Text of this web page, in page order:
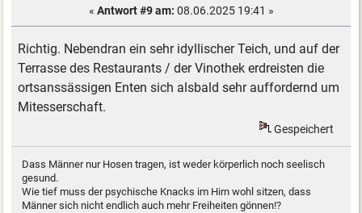
« Antwort #9 am: 08.06.2025 19:41 »
Richtig. Nebendran ein sehr idyllischer Teich, und auf der
Terrasse des Restaurants / der Vinothek erdreisten die
ortsanssässigen Enten sich alsbald sehr auffordernd um
Mitesserschaft.
Gespeichert
Dass Männer nur Hosen tragen, ist weder körperlich noch seelisch
gesund.
Wie tief muss der psychische Knacks im Hirn wohl sitzen, dass
Männer sich nicht endlich auch mehr Freiheiten gönnen!?